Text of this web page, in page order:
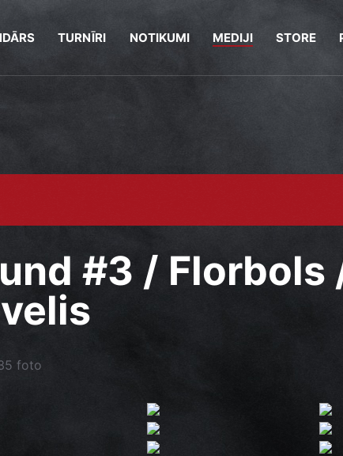
TURNĪRI NOTIKUMI MEDIJI STORE
#3 / Florbols
foto